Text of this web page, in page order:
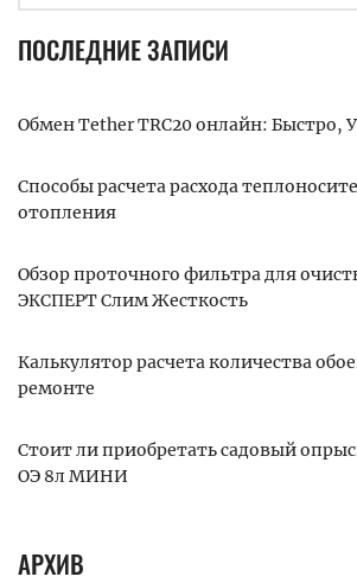
ПОСЛЕДНИЕ ЗАПИСИ
Обмен Tether TRC20 онлайн: Быстро,
Способы расчета расхода
отопления
Обзор проточного фильтра для
ЭКСПЕРТ Слим Жесткость
Калькулятор расчета количества
ремонте
Стоит ли приобретать садовый
ОЭ 8л МИНИ
АРХИВ